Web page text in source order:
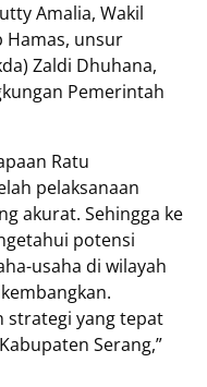
Amalia, Wakil
Hamas, unsur
Zaldi Dhuhana,
Pemerintah
Ratu
pelaksanaan
akurat. Sehingga ke
potensi
usaha di wilayah
strategi yang tepat
Serang,”